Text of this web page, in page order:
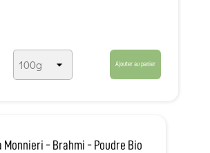
Ajouter au panier
Monnieri - Brahmi - Poudre Bio